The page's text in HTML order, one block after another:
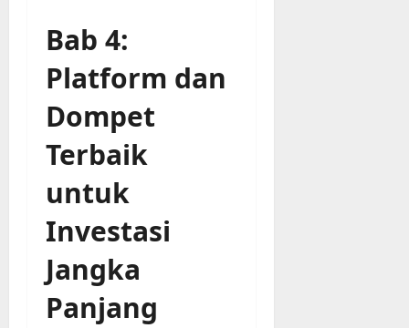
Bab 4:
Platform dan
Dompet
Terbaik
untuk
Investasi
Jangka
Panjang